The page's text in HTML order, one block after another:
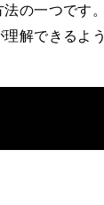
の一つです
解できるよ